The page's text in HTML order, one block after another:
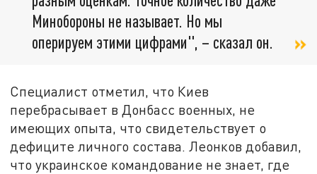
Минобороны не называет. Но мы
оперируем этими цифрами", – сказал он.
Специалист отметил, что Киев
перебрасывает в Донбасс военных, не
имеющих опыта, что свидетельствует о
дефиците личного состава. Леонков добавил,
что украинское командование не знает, где